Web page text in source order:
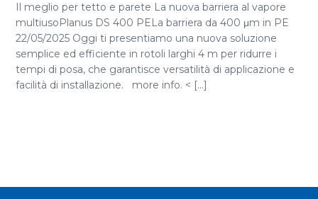
Il meglio per tetto e parete La nuova barriera al vapore
multiusoPlanus DS 400 PELa barriera da 400 μm in PE
22/05/2025 Oggi ti presentiamo una nuova soluzione
semplice ed efficiente in rotoli larghi 4 m per ridurre i
tempi di posa, che garantisce versatilità di applicazione e
facilità di installazione. more info. < [...]